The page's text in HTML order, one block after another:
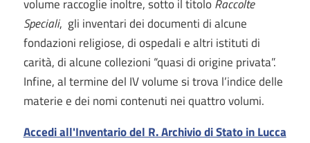
volume raccoglie inoltre, sotto il titolo Raccolte
Speciali, gli inventari dei documenti di alcune
fondazioni religiose, di ospedali e altri istituti di
carità, di alcune collezioni “quasi di origine privata”.
Infine, al termine del IV volume si trova l’indice delle
materie e dei nomi contenuti nei quattro volumi.
Accedi all'Inventario del R. Archivio di Stato in Lucca